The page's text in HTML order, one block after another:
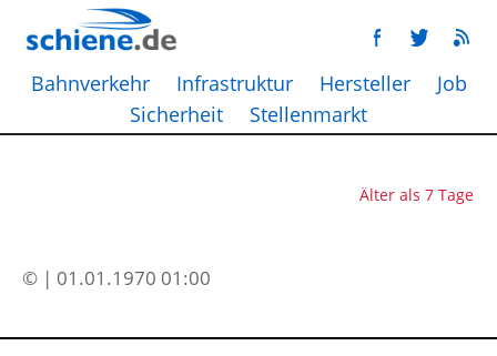
Bahnverkehr Infrastruktur Hersteller
Job
Sicherheit
Stellenmarkt
Älter als 7 Tage
© | 01.01.1970 01:00